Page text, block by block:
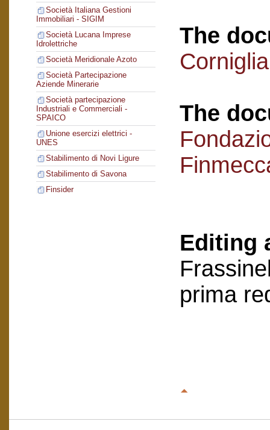
Società Italiana Gestioni
Immobiliari - SIGIM
Società Lucana Imprese
Idrolettriche
Società Meridionale Azoto
Società Partecipazione
Aziende Minerarie
Società partecipazione
Industriali e Commerciali -
SPAICO
Unione esercizi elettrici -
UNES
Stabilimento di Novi Ligure
Stabilimento di Savona
Finsider
The
The
Editing
prima